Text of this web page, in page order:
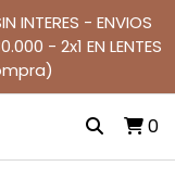
INTERES - ENVIOS
- 2x1 EN LENTES
0